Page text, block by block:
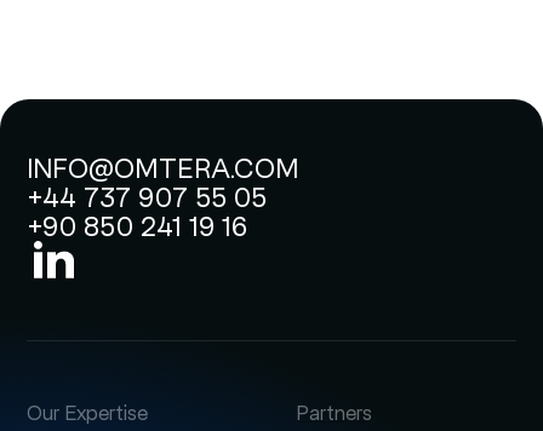
INFO@OMTERA.COM
+44 737 907 55 05
+90 850 241 19 16
Our Expertise Partners